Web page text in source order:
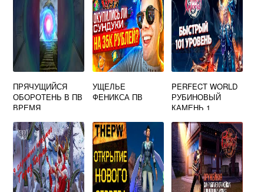
ПРЯЧУЩИЙСЯ
ОБОРОТЕНЬ В ПВ
ВРЕМЯ
УЩЕЛЬЕ
ФЕНИКСА ПВ
PERFECT WORLD
РУБИНОВЫЙ
КАМЕНЬ 1
ВЗЯТЬ